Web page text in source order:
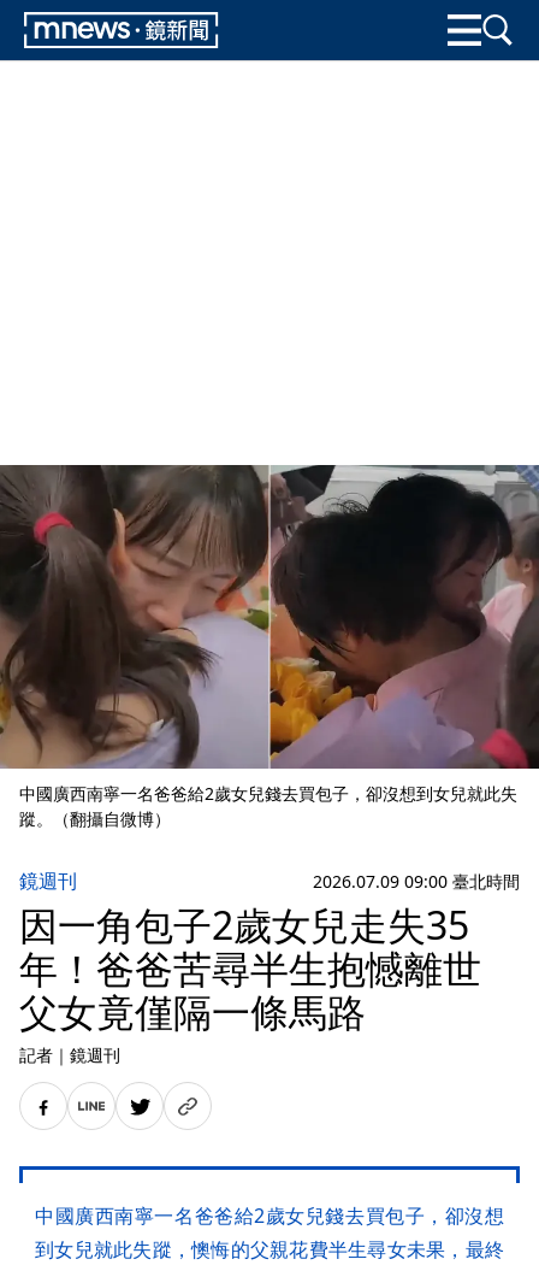
中國廣西南寧一名爸爸給2歲女兒錢去買包子，卻沒想到女兒就此失
蹤。（翻攝自微博）
鏡週刊 2026.07.09 09:00 臺北時間
因一角包子2歲女兒走失35
年！爸爸苦尋半生抱憾離世
父女竟僅隔一條馬路
記者 ｜ 鏡週刊
中國廣西南寧一名爸爸給2歲女兒錢去買包子，卻沒想
到女兒就此失蹤，懊悔的父親花費半生尋女未果，最終